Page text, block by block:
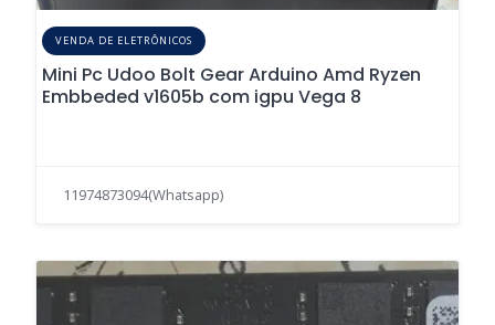
VENDA DE ELETRÔNICOS
Mini Pc Udoo Bolt Gear Arduino Amd Ryzen
Embbeded v1605b com igpu Vega 8
11974873094(Whatsapp)